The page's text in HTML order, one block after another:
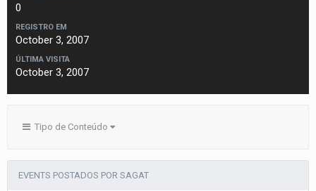
0
REGISTRO EM
October 3, 2007
ÚLTIMA VISITA
October 3, 2007
Tipo de Conteúdo
EVENTS POSTADOS POR SAGAT